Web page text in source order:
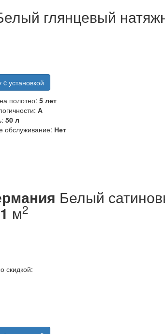
глянцевый
c установкой
полотно: 5 лет
А
50 л
обслуживание: Нет
Белый
1 м2
скидкой: